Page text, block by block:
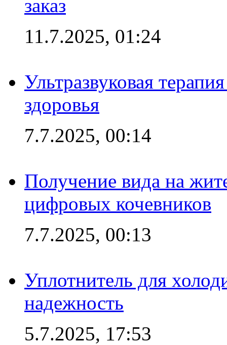
заказ
11.7.2025, 01:24
Ультразвуковая
здоровья
7.7.2025, 00:14
Получение вида на
цифровых кочевников
7.7.2025, 00:13
Уплотнитель для
надежность
5.7.2025, 17:53